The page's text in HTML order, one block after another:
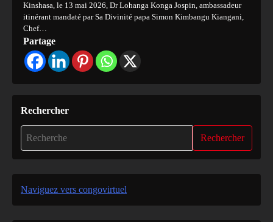
Kinshasa, le 13 mai 2026, Dr Lohanga Konga Jospin, ambassadeur
itinérant mandaté par Sa Divinité papa Simon Kimbangu Kiangani,
Chef…
Partage
Rechercher
Rechercher
Naviguez vers congovirtuel